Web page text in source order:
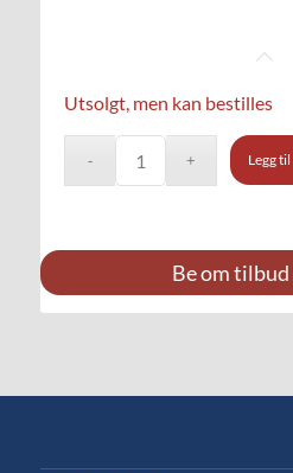
Utsolgt, men kan bestilles
Legg
Be om